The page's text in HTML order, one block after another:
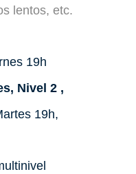
lentos, etc.
19h
Nivel 2 ,
19h,